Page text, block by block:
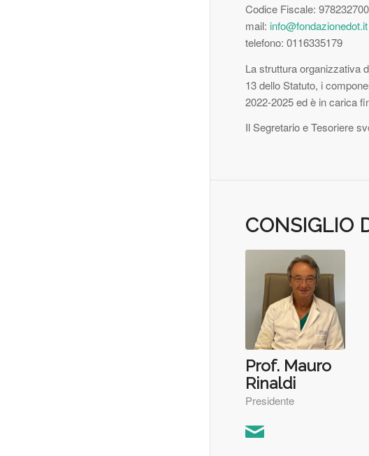
Codice Fiscale:
mail: info@fondazionedot.it
telefono: 0116335179
La struttura organizzativa
13 dello Statuto, i
2022-2025 ed è in carica
Il Segretario e Tesoriere
CONSIGLIO
Prof. Mauro
Rinaldi
Presidente